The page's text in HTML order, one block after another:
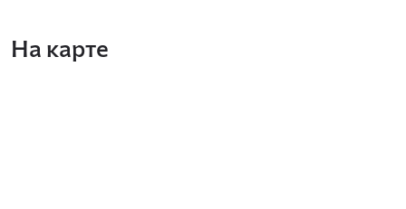
На карте